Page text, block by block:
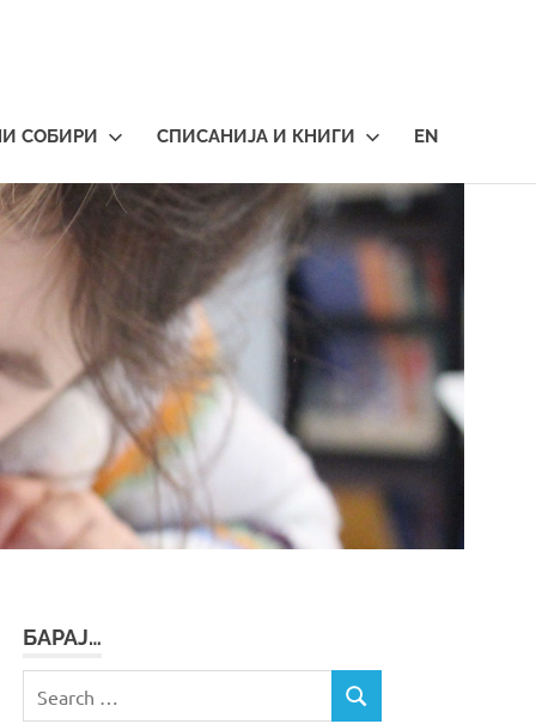
СОБИРИ СПИСАНИЈА И КНИГИ EN
БАРАЈ…
for:
SEARCH